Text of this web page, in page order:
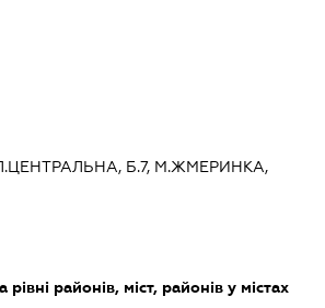
Б.7, М.ЖМЕРИНКА,
районів, міст, районів у містах